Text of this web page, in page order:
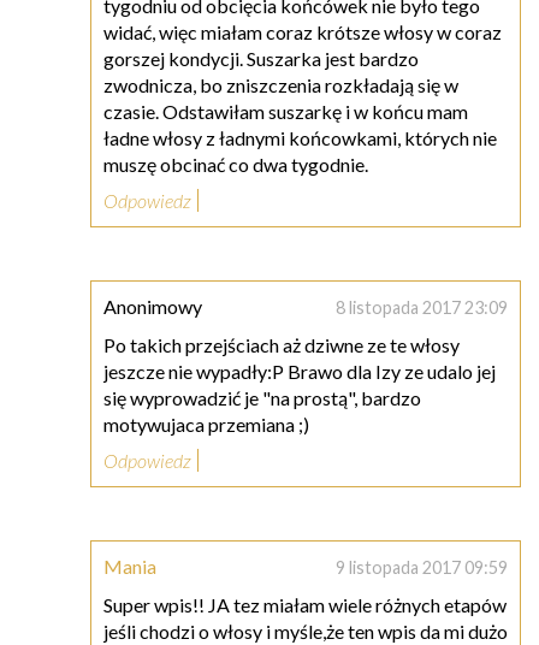
tygodniu od obcięcia końcówek nie było tego
widać, więc miałam coraz krótsze włosy w coraz
gorszej kondycji. Suszarka jest bardzo
zwodnicza, bo zniszczenia rozkładają się w
czasie. Odstawiłam suszarkę i w końcu mam
ładne włosy z ładnymi końcowkami, których nie
muszę obcinać co dwa tygodnie.
Odpowiedz
Anonimowy 8 listopada 2017 23:09
Po takich przejściach aż dziwne ze te włosy
jeszcze nie wypadły:P Brawo dla Izy ze udalo jej
się wyprowadzić je "na prostą", bardzo
motywujaca przemiana ;)
Odpowiedz
Mania 9 listopada 2017 09:59
Super wpis!! JA tez miałam wiele różnych etapów
jeśli chodzi o włosy i myśle,że ten wpis da mi dużo